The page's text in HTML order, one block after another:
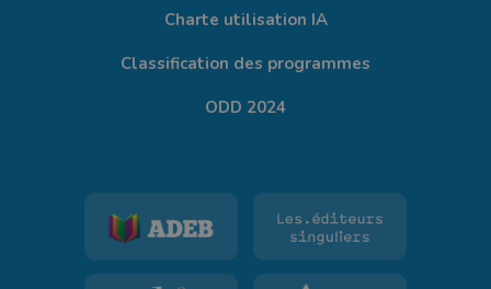
Charte utilisation IA
Classification des programmes
ODD 2024